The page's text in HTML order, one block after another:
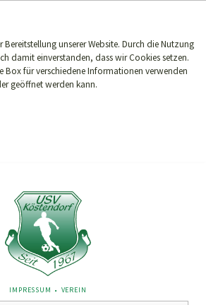
unserer Website. Durch die Nutzung
damit einverstanden, dass wir Cookies setzen.
Box für verschiedene Informationen verwenden
geöffnet werden kann.
NAVIGATION
ÜBERSPRINGEN
IMPRESSUM VEREIN